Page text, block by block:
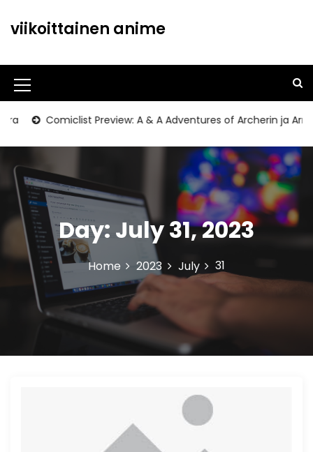
t
c
t
viikoittainen anime
M
e
n
u
I
c
o
n
Comiclist Preview: A & A Adventures of Archerin ja
Day: July 31, 2023
Home 2023 July 31